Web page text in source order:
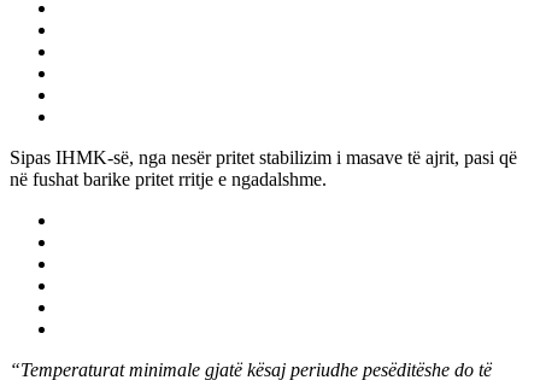
Sipas IHMK-së, nga nesër pritet stabilizim i masave të ajrit, pasi që
në fushat barike pritet rritje e ngadalshme.
“Temperaturat minimale gjatë kësaj periudhe pesëditëshe do të